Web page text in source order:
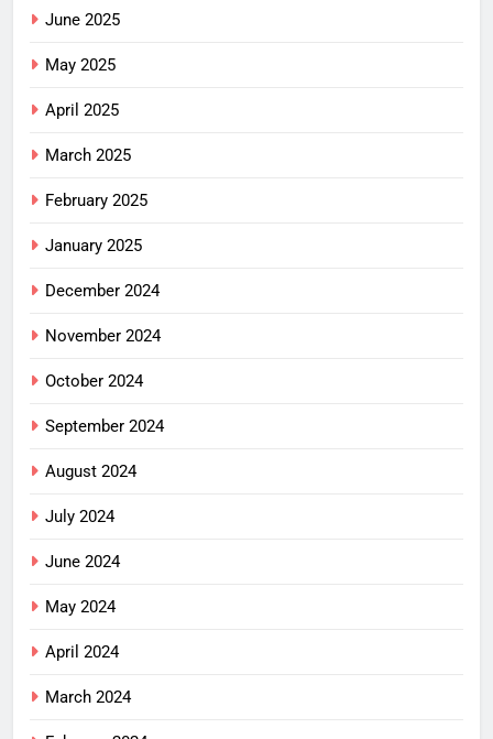
June 2025
May 2025
April 2025
March 2025
February 2025
January 2025
December 2024
November 2024
October 2024
September 2024
August 2024
July 2024
June 2024
May 2024
April 2024
March 2024